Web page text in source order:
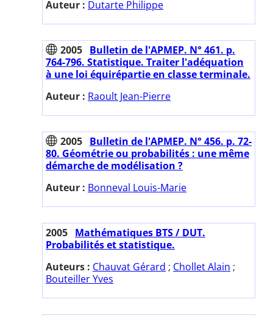
Auteur : Dutarte Philippe
2005 Bulletin de l'APMEP. N° 461. p.
764-796. Statistique. Traiter l'adéquation
à une loi équirépartie en classe terminale.
Auteur : Raoult Jean-Pierre
2005 Bulletin de l'APMEP. N° 456. p. 72-
80. Géométrie ou probabilités : une même
démarche de modélisation ?
Auteur : Bonneval Louis-Marie
2005 Mathématiques BTS / DUT.
Probabilités et statistique.
Auteurs : Chauvat Gérard ; Chollet Alain ;
Bouteiller Yves